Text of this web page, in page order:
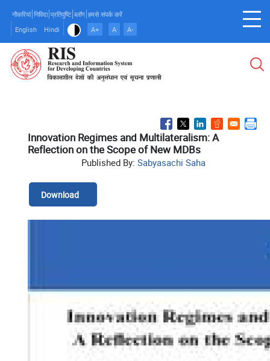
main
content
नौकरियां निविदा प्रतिपुष्टि ब्लॉग हमसे संपर्क करें
English
Hindi A+ A A-
Innovation Regimes and Multilateralism: A
Reflection on the Scope of New MDBs
Published By: Sabyasachi Saha
Download